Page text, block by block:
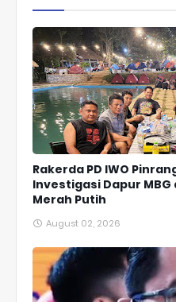
Rakerda PD IWO
Investigasi Dapur
Merah Putih
August 02, 2026